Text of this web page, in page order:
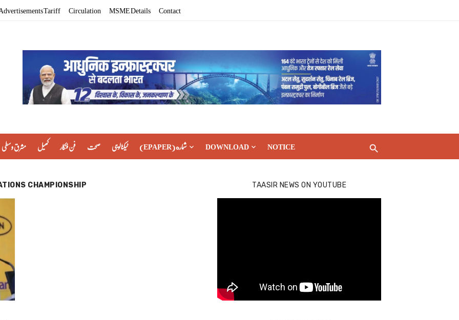
Tariff Circulation MSME Details Contact
مشرق وسطی کھیل فن فنکار صحت ٹیکنالوجی (EPAPER) شماره DOWNLOAD NOTICE
CHAMPIONSHIP TAASIR NEWS ON YOUTUBE